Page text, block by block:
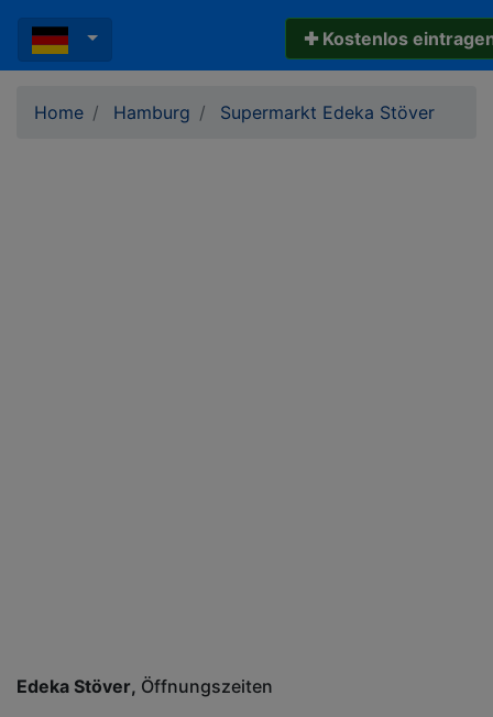
✚ Kostenlos
Home Hamburg Supermarkt Edeka Stöver
Edeka Stöver Öffnungszeiten